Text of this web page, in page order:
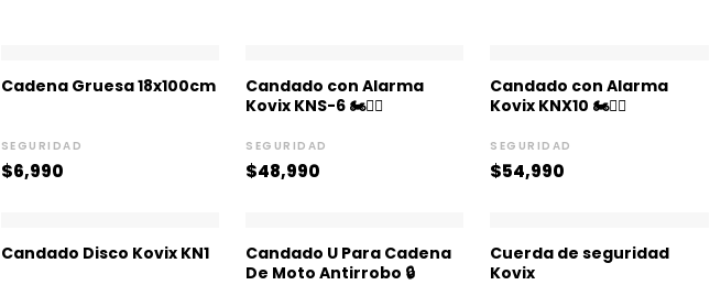
Cadena Gruesa 18x100cm
SEGURIDAD
$6,990
Candado con Alarma
Kovix KNS-6 🏍️👮‍♂️
SEGURIDAD
$48,990
Candado con Alarma
Kovix KNX10 🏍️👮‍♂️
SEGURIDAD
$54,990
Candado Disco Kovix KN1
Candado U Para Cadena
De Moto Antirrobo 🔒
Cuerda de seguridad
Kovix